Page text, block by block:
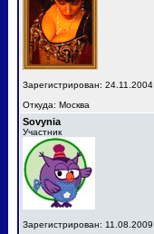
Зарегистрирован: 24.11.2004
Откуда: Москва
Sovynia
Участник
Зарегистрирован: 11.08.2009